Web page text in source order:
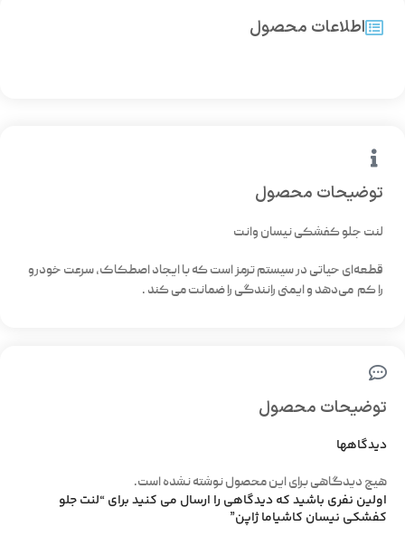
توضیحات محصول
لنت جلو کفشکی نیسان وانت
قطعه‌ای حیاتی در سیستم ترمز است که با ایجاد اصطکاک، سرعت خودرو
را کم می‌دهد و ایمنی رانندگی را ضمانت می کند .
اطلاعات محصول
توضیحات محصول
دیدگاهها
هیچ دیدگاهی برای این محصول نوشته نشده است.
اولین نفری باشید که دیدگاهی را ارسال می کنید برای “لنت جلو
کفشکی نیسان کاشیاما ژاپن”